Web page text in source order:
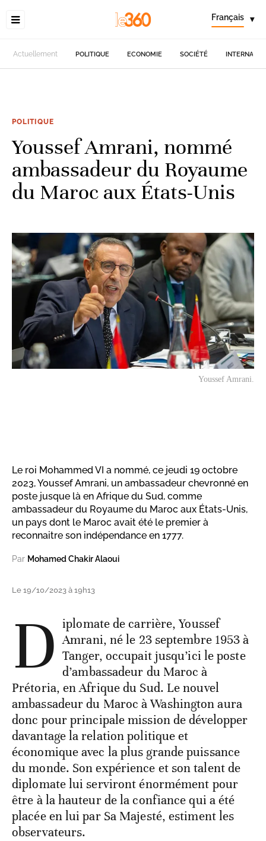
Français ▾
Actuellement POLITIQUE ECONOMIE SOCIÉTÉ
POLITIQUE
Youssef Amrani, nommé
ambassadeur du Royaume
du Maroc aux États-Unis
Youssef Amrani.
Le roi Mohammed VI a nommé, ce jeudi 19 octobre
2023, Youssef Amrani, un ambassadeur chevronné en
poste jusque là en Afrique du Sud, comme
ambassadeur du Royaume du Maroc aux États-Unis,
un pays dont le Maroc avait été le premier à
reconnaitre son indépendance en 1777.
Par Mohamed Chakir Alaoui
Le 19/10/2023 à 19h13
D iplomate de carrière, Youssef
Amrani, né le 23 septembre 1953 à
Tanger, occupait jusqu’ici le poste
d’ambassadeur du Maroc à
Prétoria, en Afrique du Sud. Le nouvel
ambassadeur du Maroc à Washington aura
donc pour principale mission de développer
davantage la relation politique et
économique avec la plus grande puissance
du monde. Son expérience et son talent de
diplomate lui serviront énormément pour
être à la hauteur de la confiance qui a été
placée en lui par Sa Majesté, estiment les
observateurs.